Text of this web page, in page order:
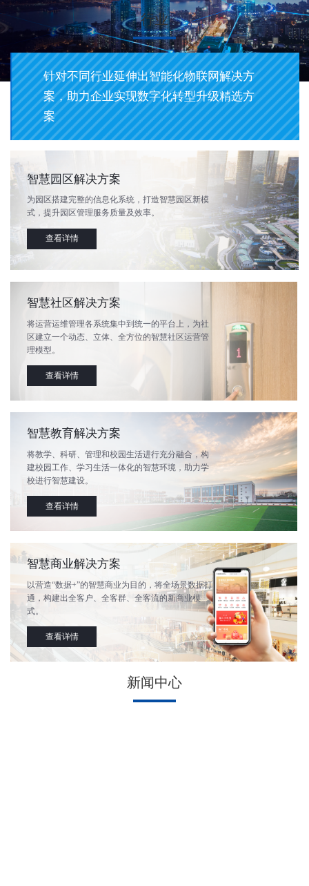
行业
针对不同行业延伸出智能化物联网解决方
案，助力企业实现数字化转型升级精选方
案
智慧园区解决方案
为园区搭建完整的信息化系统，打造智慧园区新模
式，提升园区管理服务质量及效率。
查看详情
智慧社区解决方案
将运营运维管理各系统集中到统一的平台上，为社
区建立一个动态、立体、全方位的智慧社区运营管
理模型。
查看详情
智慧教育解决方案
将教学、科研、管理和校园生活进行充分融合，构
建校园工作、学习生活一体化的智慧环境，助力学
校进行智慧建设。
查看详情
智慧商业解决方案
以营造“数据+”的智慧商业为目的，将全场景数据打
通，构建出全客户、全客群、全客流的新商业模
式。
查看详情
新闻中心